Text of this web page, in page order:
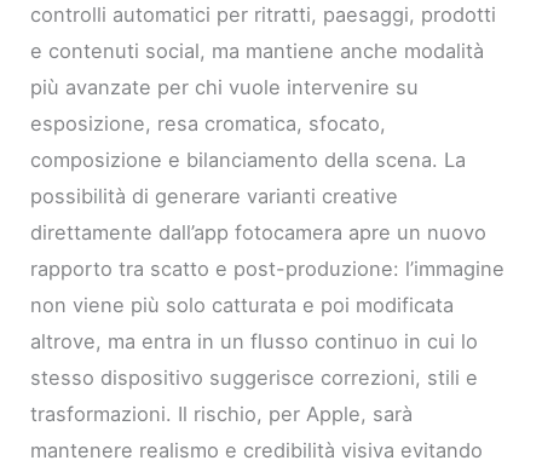
controlli automatici per ritratti, paesaggi, prodotti
e contenuti social, ma mantiene anche modalità
più avanzate per chi vuole intervenire su
esposizione, resa cromatica, sfocato,
composizione e bilanciamento della scena. La
possibilità di generare varianti creative
direttamente dall’app fotocamera apre un nuovo
rapporto tra scatto e post-produzione: l’immagine
non viene più solo catturata e poi modificata
altrove, ma entra in un flusso continuo in cui lo
stesso dispositivo suggerisce correzioni, stili e
trasformazioni. Il rischio, per Apple, sarà
mantenere realismo e credibilità visiva evitando